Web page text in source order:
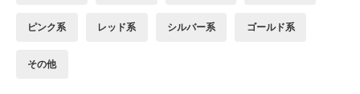
ピンク系 レッド系 シルバー系 ゴールド系
その他